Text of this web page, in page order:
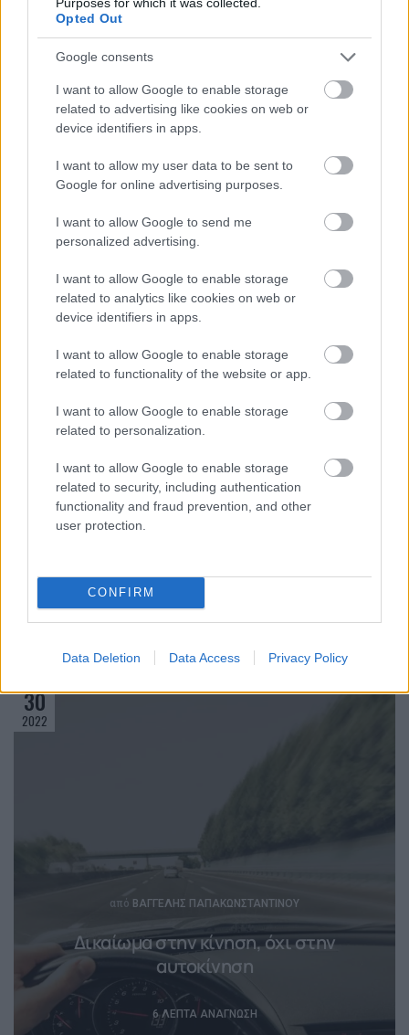
Opted Out
Google consents
I want to allow Google to enable storage
related to advertising like cookies on web or
device identifiers in apps.
I want to allow my user data to be sent to
Google for online advertising purposes.
I want to allow Google to send me
personalized advertising.
I want to allow Google to enable storage
related to analytics like cookies on web or
device identifiers in apps.
I want to allow Google to enable storage
related to functionality of the website or app.
I want to allow Google to enable storage
related to personalization.
I want to allow Google to enable storage
related to security, including authentication
functionality and fraud prevention, and other
user protection.
CONFIRM
Data Deletion Data Access Privacy Policy
Σχετικά Άρθρα
Posted
απόΤΆΣΟΣ ΠΑΓΚΆΚΗΣ
Τεχνολογίες που θα αλλάζουν
συνεχώς τον κόσμο μας
13 ΛΕΠΤΆ ΑΝΆΓΝΩΣΗ
30
2022
Posted
από ΒΑΓΓΈΛΗΣ ΠΑΠΑΚΩΝΣΤΑΝΤΊΝΟΥ
Δικαίωμα στην κίνηση, όχι στην
αυτοκίνηση
6 ΛΕΠΤΆ ΑΝΆΓΝΩΣΗ